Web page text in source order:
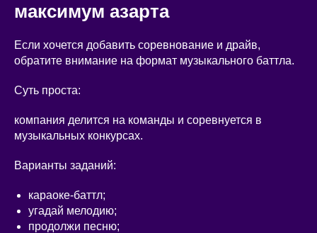
максимум азарта
Если хочется добавить соревнование и драйв,
обратите внимание на формат музыкального баттла.
Суть проста:
компания делится на команды и соревнуется в
музыкальных конкурсах.
Варианты заданий:
караоке-баттл;
угадай мелодию;
продолжи песню;